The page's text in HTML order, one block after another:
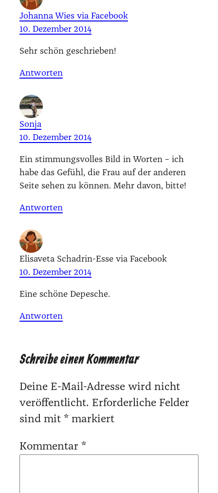
Johanna Wies via Facebook
10. Dezember 2014
Sehr schön geschrie­ben!
Antworten
Sonja
10. Dezember 2014
Ein stim­mungs­vol­les Bild in Wor­ten – ich
habe das Gefühl, die Frau auf der ande­ren
Sei­te sehen zu kön­nen. Mehr davon, bit­te!
Antworten
Elisaveta Schadrin-Esse via Facebook
10. Dezember 2014
Eine schö­ne Depe­sche.
Antworten
Schreibe einen Kommentar
Deine E-Mail-Adresse wird nicht
veröffentlicht. Erforderliche Felder
sind mit * markiert
Kommentar *